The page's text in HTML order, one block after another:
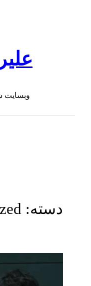
وبسایت
دسته: